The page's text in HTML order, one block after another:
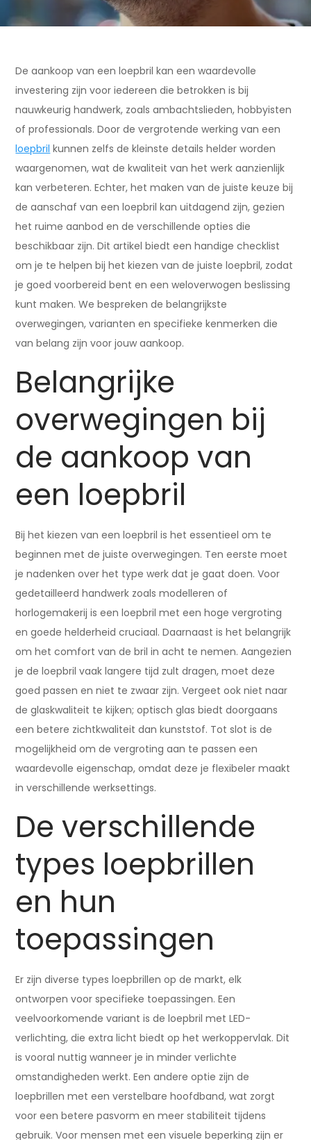
De aankoop van een loepbril kan een waardevolle
investering zijn voor iedereen die betrokken is bij
nauwkeurig handwerk, zoals ambachtslieden, hobbyisten
of professionals. Door de vergrotende werking van een
loepbril kunnen zelfs de kleinste details helder worden
waargenomen, wat de kwaliteit van het werk aanzienlijk
kan verbeteren. Echter, het maken van de juiste keuze bij
de aanschaf van een loepbril kan uitdagend zijn, gezien
het ruime aanbod en de verschillende opties die
beschikbaar zijn. Dit artikel biedt een handige checklist
om je te helpen bij het kiezen van de juiste loepbril, zodat
je goed voorbereid bent en een weloverwogen beslissing
kunt maken. We bespreken de belangrijkste
overwegingen, varianten en specifieke kenmerken die
van belang zijn voor jouw aankoop.
Belangrijke
overwegingen bij
de aankoop van
een loepbril
Bij het kiezen van een loepbril is het essentieel om te
beginnen met de juiste overwegingen. Ten eerste moet
je nadenken over het type werk dat je gaat doen. Voor
gedetailleerd handwerk zoals modelleren of
horlogemakerij is een loepbril met een hoge vergroting
en goede helderheid cruciaal. Daarnaast is het belangrijk
om het comfort van de bril in acht te nemen. Aangezien
je de loepbril vaak langere tijd zult dragen, moet deze
goed passen en niet te zwaar zijn. Vergeet ook niet naar
de glaskwaliteit te kijken; optisch glas biedt doorgaans
een betere zichtkwaliteit dan kunststof. Tot slot is de
mogelijkheid om de vergroting aan te passen een
waardevolle eigenschap, omdat deze je flexibeler maakt
in verschillende werksettings.
De verschillende
types loepbrillen
en hun
toepassingen
Er zijn diverse types loepbrillen op de markt, elk
ontworpen voor specifieke toepassingen. Een
veelvoorkomende variant is de loepbril met LED-
verlichting, die extra licht biedt op het werkoppervlak. Dit
is vooral nuttig wanneer je in minder verlichte
omstandigheden werkt. Een andere optie zijn de
loepbrillen met een verstelbare hoofdband, wat zorgt
voor een betere pasvorm en meer stabiliteit tijdens
gebruik. Voor mensen met een visuele beperking zijn er